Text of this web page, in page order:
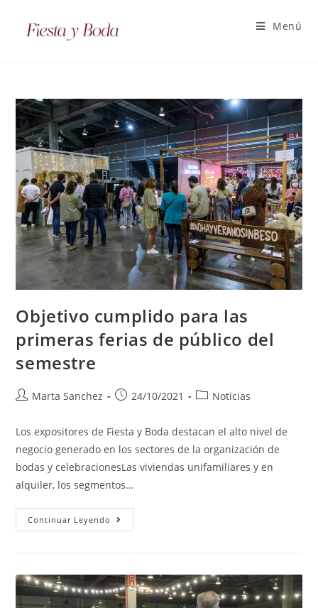
Menú
Objetivo cumplido para las
primeras ferias de público del
semestre
Marta Sanchez 24/10/2021 Noticias
Los expositores de Fiesta y Boda destacan el alto nivel de
negocio generado en los sectores de la organización de
bodas y celebracionesLas viviendas unifamiliares y en
alquiler, los segmentos…
Continuar Leyendo